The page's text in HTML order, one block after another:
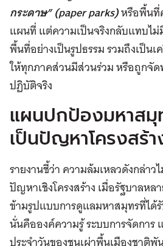
กระดาษ” (paper parks)หรือพื้นที่
แผนที่ แต่ความเป็นจริงกลับแทบไ
พื้นที่อย่างเป็นรูปธรรม รวมถึงเป็น
ให้ทุกภาคส่วนมีส่วนร่วม หรือถูกจั
ปฏิบัติจริง
แผนปกป้องมหาสมุ
เป็นปัญหาโครงสร้า
รายงานชี้ว่า ความล้มเหลวดังกล่า
ปัญหาเชิงโครงสร้าง เมื่อรัฐบาลหล
ข้ามรูปแบบการดูแลมหาสมุทรที่ได้
นั่นคือองค์ความรู้ ระบบการจัดการ
ประจำวันของชนเผ่าพื้นเมืองชาติ